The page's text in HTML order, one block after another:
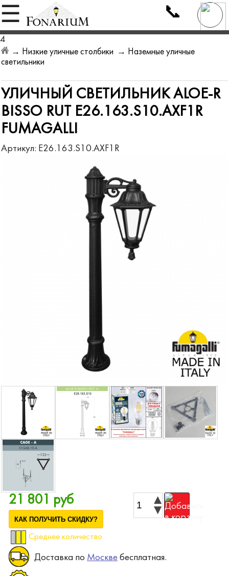
☰ 📞
4
→ Низкие уличные столбики → Наземные уличные
светильники
УЛИЧНЫЙ СВЕТИЛЬНИК ALOE-R
BISSO RUT E26.163.S10.AXF1R
FUMAGALLI
Артикул: E26.163.S10.AXF1R
21 801 руб
КАК ПОЛУЧИТЬ СКИДКУ?
Среднее количество
Доставка по Москве бесплатная.